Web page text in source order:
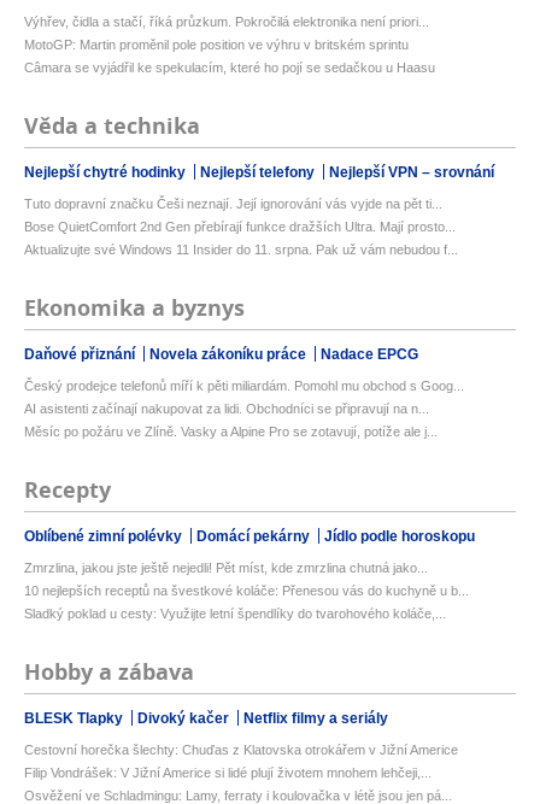
Výhřev, čidla a stačí, říká průzkum. Pokročilá elektronika není priori...
MotoGP: Martin proměnil pole position ve výhru v britském sprintu
Câmara se vyjádřil ke spekulacím, které ho pojí se sedačkou u Haasu
Věda a technika
Nejlepší chytré hodinky Nejlepší telefony Nejlepší VPN – srovnání
Tuto dopravní značku Češi neznají. Její ignorování vás vyjde na pět ti...
Bose QuietComfort 2nd Gen přebírají funkce dražších Ultra. Mají prosto...
Aktualizujte své Windows 11 Insider do 11. srpna. Pak už vám nebudou f...
Ekonomika a byznys
Daňové přiznání Novela zákoníku práce Nadace EPCG
Český prodejce telefonů míří k pěti miliardám. Pomohl mu obchod s Goog...
AI asistenti začínají nakupovat za lidi. Obchodníci se připravují na n...
Měsíc po požáru ve Zlíně. Vasky a Alpine Pro se zotavují, potíže ale j...
Recepty
Oblíbené zimní polévky Domácí pekárny Jídlo podle horoskopu
Zmrzlina, jakou jste ještě nejedli! Pět míst, kde zmrzlina chutná jako...
10 nejlepších receptů na švestkové koláče: Přenesou vás do kuchyně u b...
Sladký poklad u cesty: Využijte letní špendlíky do tvarohového koláče,...
Hobby a zábava
BLESK Tlapky Divoký kačer Netflix filmy a seriály
Cestovní horečka šlechty: Chuďas z Klatovska otrokářem v Jižní Americe
Filip Vondrášek: V Jižní Americe si lidé plují životem mnohem lehčeji,...
Osvěžení ve Schladmingu: Lamy, ferraty i koulovačka v létě jsou jen pá...